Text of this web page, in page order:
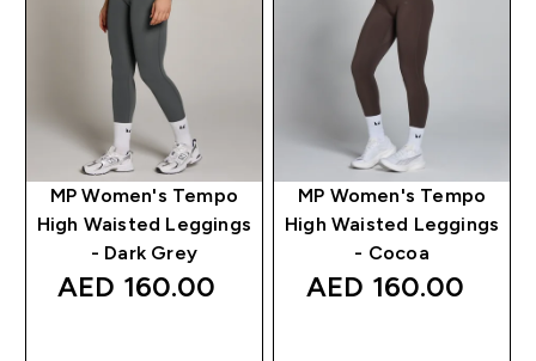
MP Women's Tempo
High Waisted Leggings
- Cocoa
160.00 AED‎
MP Women's Tempo
High Waisted Leggings
- Dark Grey
160.00 AED‎